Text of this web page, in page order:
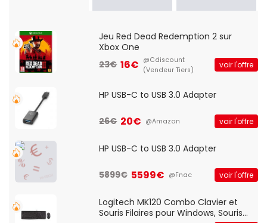
Jeu Red Dead Redemption 2 sur
Xbox One
23€ 16€ @Cdiscount
(Vendeur Tiers)
voir l'offre
HP USB-C to USB 3.0 Adapter
26€ 20€ @Amazon voir l'offre
HP USB-C to USB 3.0 Adapter
5899€ 5599€ @Fnac voir l'offre
Logitech MK120 Combo Clavier et
Souris Filaires pour Windows, Souris